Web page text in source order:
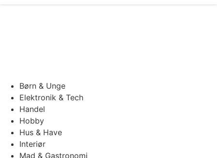
Børn & Unge
Elektronik & Tech
Handel
Hobby
Hus & Have
Interiør
Mad & Gastronomi